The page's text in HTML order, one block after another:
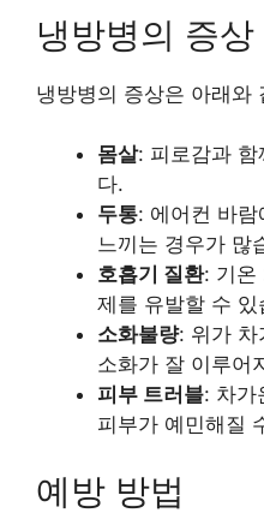
냉방병의 증상
냉방병의 증상은 아래와
몸살: 피로감과 함
다.
두통: 에어컨 바
느끼는 경우가 많
호흡기 질환: 기온
제를 유발할 수 있
소화불량: 위가 차
소화가 잘 이루어
피부 트러블: 차가
피부가 예민해질
예방 방법